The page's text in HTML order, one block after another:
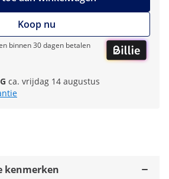
Koop nu
binnen 30 dagen betalen
ca. vrijdag 14 augustus
kenmerken